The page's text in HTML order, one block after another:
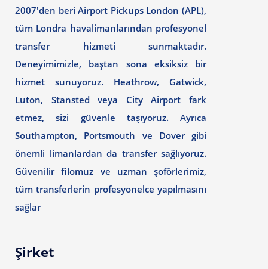
2007'den beri Airport Pickups London (APL),
tüm Londra havalimanlarından profesyonel
transfer hizmeti sunmaktadır.
Deneyimimizle, baştan sona eksiksiz bir
hizmet sunuyoruz. Heathrow, Gatwick,
Luton, Stansted veya City Airport fark
etmez, sizi güvenle taşıyoruz. Ayrıca
Southampton, Portsmouth ve Dover gibi
önemli limanlardan da transfer sağlıyoruz.
Güvenilir filomuz ve uzman şoförlerimiz,
tüm transferlerin profesyonelce yapılmasını
sağlar
Şirket